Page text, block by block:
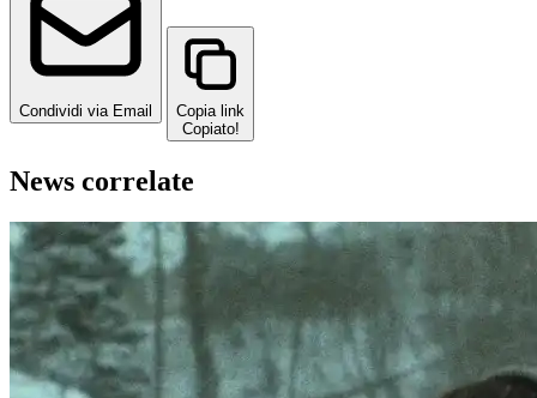
Condividi via Email
Copia link
Copiato!
News correlate